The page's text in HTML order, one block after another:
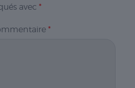
avec *
*